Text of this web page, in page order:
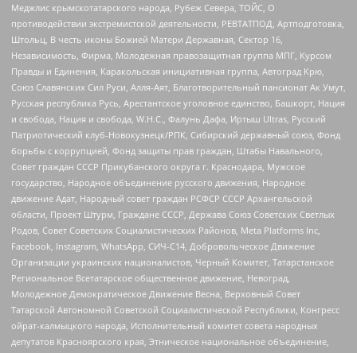
Меджлис крымскотатарского народа, Рубеж Севера, ТОЙС, О
противодействии экстремистской деятельности, РЕВТАТПОД, Артподготовка,
Штольц, В честь иконы Божией Матери Державная, Сектор 16,
Независимость, Фирма, Молодежная правозащитная группа МПГ, Курсом
Правды и Единения, Каракольская инициативная группа, Автоград Крю,
Союз Славянских Сил Руси, Алля-Аят, Благотворительный пансионат Ак Умут,
Русская республика Русь, Арестантское уголовное единство, Башкорт, Нация
и свобода, Нация и свобода, W.H.С., Фалунь Дафа, Иртыш Ultras, Русский
Патриотический клуб-Новокузнецк/РПК, Сибирский державный союз, Фонд
борьбы с коррупцией, Фонд защиты прав граждан, Штабы Навального,
Совет граждан СССР Прикубанского округа г. Краснодара, Мужское
государство, Народное объединение русского движения, Народное
движение Адат, Народный совет граждан РСФСР СССР Архангельской
области, Проект Штурм, Граждане СССР, Держава Союз Советских Светлых
Родов, Совет Советских Социалистических Районов, Meta Platforms Inc,
Facebook, Instagram, WhatsApp, СИЧ-С14, Добровольческое Движение
Организации украинских националистов, Черный Комитет, Татарстанское
Региональное Всетатарское общественное движение, Невоград,
Молодежное Демократическое Движение Весна, Верховный Совет
Татарской Автономной Советской Социалистической Республики, Конгресс
ойрат-калмыцкого народа, Исполнительный комитет совета народных
депутатов Красноярского края, Этническое национальное объединение,